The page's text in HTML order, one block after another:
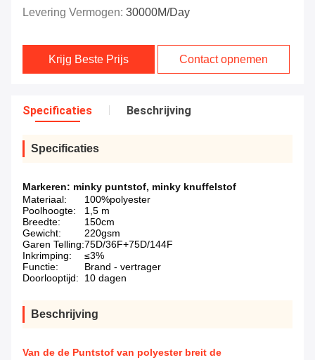
Levering Vermogen: 30000M/day
Krijg Beste Prijs Contact opnemen
Specificaties Beschrijving
Specificaties
Markeren: minky puntstof, minky knuffelstof
Materiaal:
100%polyester
Poolhoogte:
1,5 m
Breedte:
150cm
Gewicht:
220gsm
Garen Telling:75D/36F+75D/144F
Inkrimping:
≤3%
Functie:
Brand - vertrager
Doorlooptijd:
10 dagen
Beschrijving
Van de de Puntstof van polyester breit de